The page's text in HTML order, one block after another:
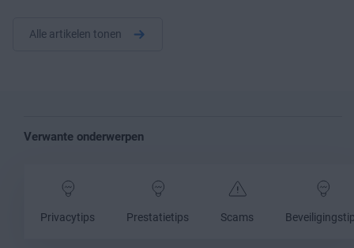
Alle artikelen tonen
Verwante onderwerpen
Privacytips Prestatietips Scams